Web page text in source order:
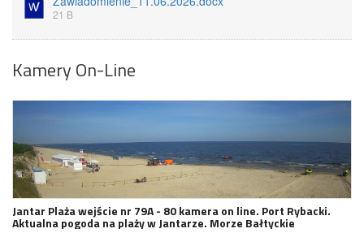
21 B
Kamery On-Line
Jantar Plaża wejście nr 79A - 80 kamera on line. Port Rybacki.
Aktualna pogoda na plaży w Jantarze. Morze Bałtyckie